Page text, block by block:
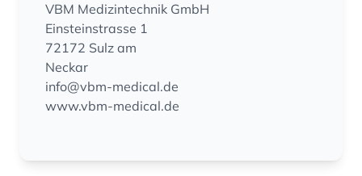
VBM Medizintechnik GmbH
Einsteinstrasse 1
72172 Sulz am
Neckar
info@vbm-medical.de
www.vbm-medical.de